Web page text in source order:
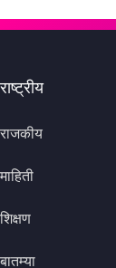
राष्ट्रीय
राजकीय
माहिती
शिक्षण
बातम्या